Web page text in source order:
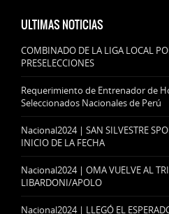
ULTIMAS NOTICIAS
COMBINADO DE LA LIGA LOCAL
PRESELECCIONES
Requerimiento de Entrenador de
Seleccionados Nacionales de Perú
Nacional2024 | SAN SILVESTRE
INICIO DE LA FECHA
Nacional2024 | OMA VUELVE AL
LIBARDONI/APOLO
Nacional2024 | LLEGÓ EL